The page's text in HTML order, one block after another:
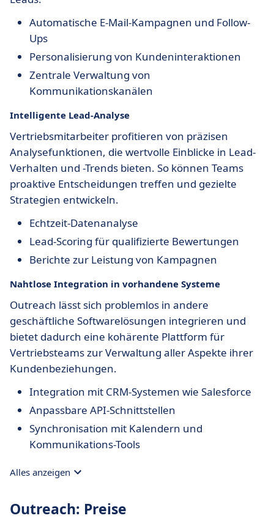
Automatische E-Mail-Kampagnen und Follow-
Ups
Personalisierung von Kundeninteraktionen
Zentrale Verwaltung von
Kommunikationskanälen
Intelligente Lead-Analyse
Vertriebsmitarbeiter profitieren von präzisen
Analysefunktionen, die wertvolle Einblicke in Lead-
Verhalten und -Trends bieten. So können Teams
proaktive Entscheidungen treffen und gezielte
Strategien entwickeln.
Echtzeit-Datenanalyse
Lead-Scoring für qualifizierte Bewertungen
Berichte zur Leistung von Kampagnen
Nahtlose Integration in vorhandene Systeme
Outreach lässt sich problemlos in andere
geschäftliche Softwarelösungen integrieren und
bietet dadurch eine kohärente Plattform für
Vertriebsteams zur Verwaltung aller Aspekte ihrer
Kundenbeziehungen.
Integration mit CRM-Systemen wie Salesforce
Anpassbare API-Schnittstellen
Synchronisation mit Kalendern und
Kommunikations-Tools
Alles anzeigen
Outreach: Preise